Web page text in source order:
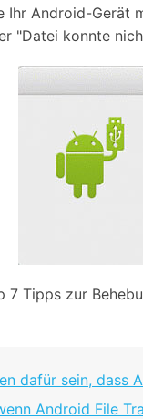
Ihr Android-Gerät
"Datei konnte
Tipps zur
dafür sein,
Android File